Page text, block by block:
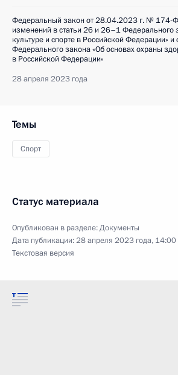
Федеральный закон от 28.04.2023 г. № 174-
изменений в статьи 26 и 26–1 Федерального
культуре и спорте в Российской Федерации»
Федерального закона «Об основах охраны
в Российской Федерации»
28 апреля 2023 года
Темы
Спорт
Статус материала
Опубликован в разделе:Документы
Дата публикации:28 апреля 2023 года, 14:00
Текстовая версия